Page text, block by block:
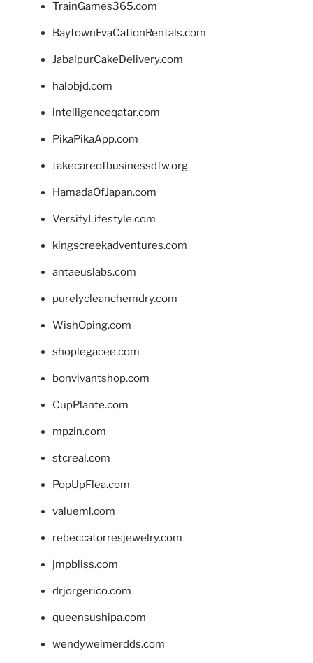
TrainGames365.com
BaytownEvaCationRentals.com
JabalpurCakeDelivery.com
halobjd.com
intelligenceqatar.com
PikaPikaApp.com
takecareofbusinessdfw.org
HamadaOfJapan.com
VersifyLifestyle.com
kingscreekadventures.com
antaeuslabs.com
purelycleanchemdry.com
WishOping.com
shoplegacee.com
bonvivantshop.com
CupPlante.com
mpzin.com
stcreal.com
PopUpFlea.com
valueml.com
rebeccatorresjewelry.com
jmpbliss.com
drjorgerico.com
queensushipa.com
wendyweimerdds.com